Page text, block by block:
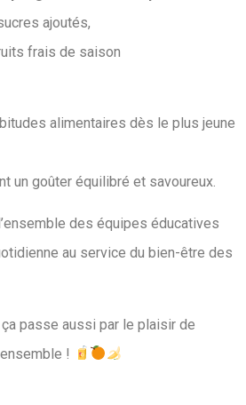
ajoutés,
frais de saison
alimentaires dès le plus jeune
un goûter équilibré et savoureux.
des équipes éducatives
au service du bien-être des
passe aussi par le plaisir de
!